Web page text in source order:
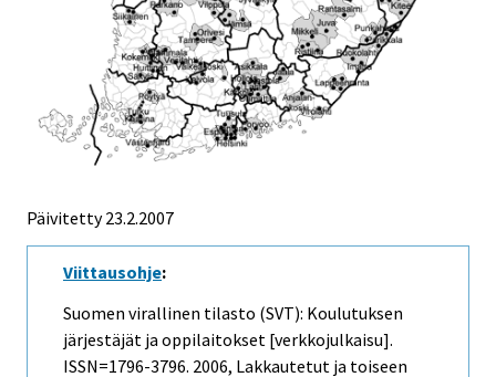
Päivitetty23.2.2007
Viittausohje:
Suomen virallinen tilasto (SVT): Koulutuksen
järjestäjät ja oppilaitokset [verkkojulkaisu].
ISSN=1796-3796. 2006, Lakkautetut ja toiseen